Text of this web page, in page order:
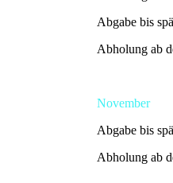
Abgabe bis
Abholung ab
November
Abgabe bis
Abholung ab